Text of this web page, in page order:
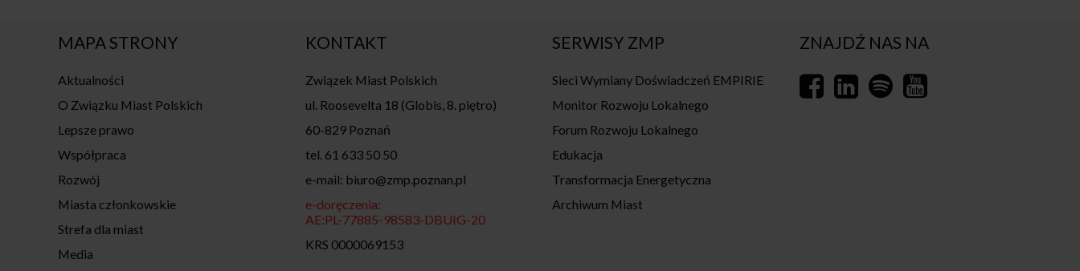
MAPA STRONY
Aktualności
O Związku Miast Polskich
Lepsze prawo
Współpraca
Rozwój
Miasta członkowskie
Strefa dla miast
Media
KONTAKT
Związek Miast Polskich
ul. Roosevelta 18 (Globis, 8. piętro)
60-829 Poznań
tel. 61 633 50 50
e-mail: biuro@zmp.poznan.pl
e-doręczenia:
AE:PL-77885-98583-DBUIG-20
KRS 0000069153
SERWISY ZMP
Sieci Wymiany Doświadczeń EMPIRIE
Monitor Rozwoju Lokalnego
Forum Rozwoju Lokalnego
Edukacja
Transformacja Energetyczna
Archiwum Miast
ZNAJDŹ NAS NA